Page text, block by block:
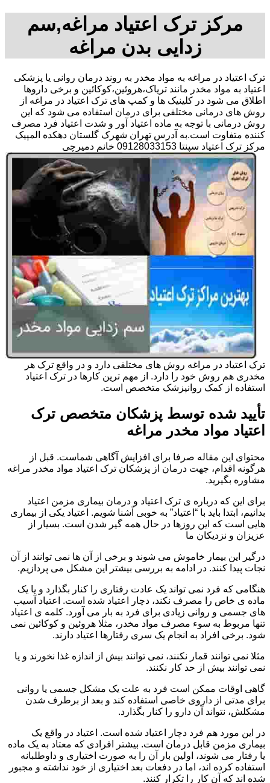
مرکز ترک اعتیاد مراغه,سم
زدایی بدن مراغه
ترک اعتیاد در مراغه به مواد مخدر به روند درمان روانی یا پزشکی
اعتیاد به مواد مخدر مانند تریاک،هروئین،کوکائین و برخی داروها
اطلاق می شود در کلینیک ها و کمپ های ترک اعتیاد در مراغه از
روش های درمانی مختلفی برای درمان استفاده می شود که این
روش درمانی با توجه به ماده اعتیاد آور و شدت اعتیاد فرد مصرف
کننده متفاوت است.به آدرس تهران شهرک گلستان دهکده المپیک
مرکز ترک اعتیاد سپنتا 09128033153 خانم دمیرچی
ترک اعتیاد در مراغه روش های مختلفی دارد و در واقع ترک هر
مخدری هم روش خود را دارد. از مهم ترین کارها در ترک اعتیاد
استفاده از کمک روانپزشک متخصص است.
تأیید شده توسط پزشکان متخصص ترک
اعتیاد مواد مخدر مراغه
محتوای این مقاله صرفا برای افزایش آگاهی شماست. قبل از
هرگونه اقدام، جهت درمان از پزشکان ترک اعتیاد مواد مخدر مراغه
مشاوره بگیرید.
برای این که درباره ی ترک اعتیاد و درمان بیماری مزمن اعتیاد
بدانیم، ابتدا باید با “اعتیاد” به خوبی آشنا شویم. اعتیاد یکی از بیماری
هایی است که این روزها در حال همه گیر شدن است. بسیار از
عزیزان و نزدیکان ما
درگیر این بیمار خاموش می شوند و برخی از آن ها نمی توانند از آن
نجات پیدا کنند. در ادامه به بررسی بیشتر این مشکل می پردازیم.
هنگامی که فرد نمی تواند یک عادت رفتاری را کنار بگذارد و یا یک
ماده ی خاص را مصرف نکند، دچار اعتیاد شده است. اعتیاد آسیب
های جسمی و روانی زیادی برای فرد به بار می آورد. کلمه ی اعتیاد
تنها مربوط به سوء مصرف مواد مخدر، مثلا هروئین و کوکائین نمی
شود. برخی افراد به انجام یک سری رفتارها اعتیاد دارند.
مثلا نمی توانند قمار نکنند، نمی توانند بیش از اندازه غذا نخورند و یا
نمی توانند بیش از حد کار نکنند.
گاهی اوقات ممکن است فرد به علت یک مشکل جسمی یا روانی
برای مدتی از داروی خاصی استفاده کند و بعد از برطرف شدن
مشکلش، نتواند آن دارو را کنار بگذارد.
در این مورد هم فرد دچار اعتیاد شده است. اعتیاد در واقع یک
بیماری مزمن قابل درمان است. بیشتر افرادی که معتاد به یک ماده
یا رفتار می شوند، اولین بار آن را به صورت اختیاری و داوطلبانه
استفاده کرده اند، اما در دفعات بعد اختیاری از خود نداشته و مجبور
شده اند که آن کار را تکرار کنند.